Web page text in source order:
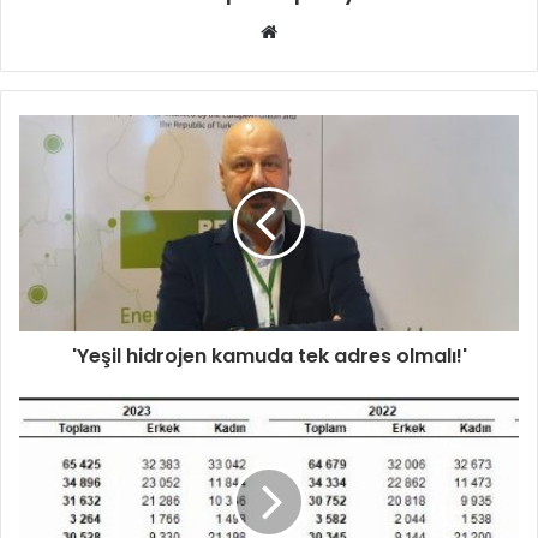
Web
'Yeşil hidrojen kamuda tek adres olmalı!'